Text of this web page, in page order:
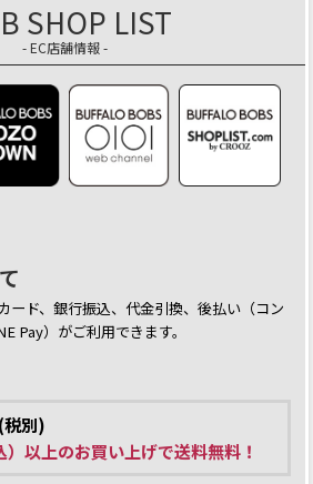
SHOP LIST
- EC店舗情報 -
ード、銀行振込、代金引換、後払い（コン
Pay）がご利用できます。
税別)
以上のお買い上げで送料無料！